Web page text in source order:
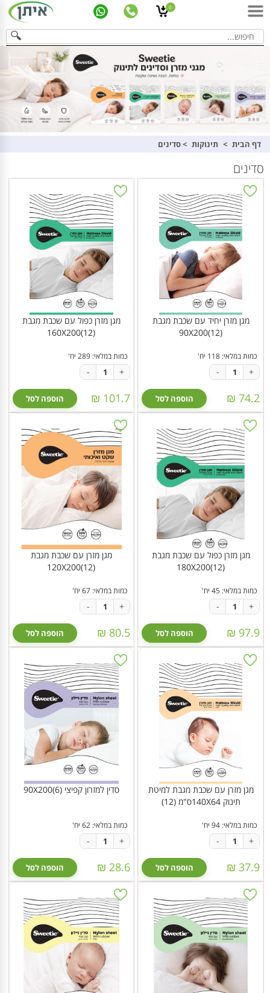
דף הבית > תינוקות >סדינים
סדינים
מגן מזרן יחיד עם שכבת מגבת
90X200(12)
כמות במלאי: 118 יח'
74.2 ₪
- +
הוספה לסל
מגן מזרן כפול עם שכבת מגבת
160X200(12)
כמות במלאי: 289 יח'
101.7 ₪
- +
הוספה לסל
מגן מזרן כפול עם שכבת מגבת
180X200(12)
כמות במלאי: 45 יח'
97.9 ₪
- +
הוספה לסל
מגן מזרן עם שכבת מגבת
120X200(12)
כמות במלאי: 67 יח'
80.5 ₪
- +
הוספה לסל
מגן מזרן עם שכבת מגבת למיטת
תינוק 140X64ס"מ (12)
כמות במלאי: 94 יח'
37.9 ₪
- +
הוספה לסל
סדין למזרון קפיצי 90X200(6)
כמות במלאי: 62 יח'
28.6 ₪
- +
הוספה לסל